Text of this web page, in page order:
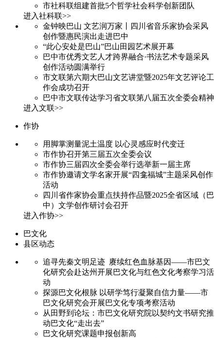
市社科联组建首批5个哲学社会科学创新团队
进入社科联>>
金钟映巴山 文艺润万家丨四川省音乐家协会采风
创作暨惠民演出走进巴中
“此心安处是巴山”巴山田园艺术展开幕
巴中市优秀文艺人才跨界融合·书法艺术专题采风
创作活动圆满举行
市文联第六期大巴山文艺讲堂暨2025年文艺评论工
作会成功召开
巴中市文联传达学习省文联第八届五次全委会精神
进入文联>>
作协
用脚掌测量泥土温度 以心灵感应时代变迁
市作协召开第三届五次全委会议
市作协三届四次全委会举行选举新一届主席
市作协邀请文学名家开展“四龛福城”主题采风创作
活动
四川省作家协会重点扶持作品暨2025全省区域（巴
中）文学创作研讨会召开
进入作协>>
巴文化
县区动态
追寻先秦文明足迹 赓续红色血脉基因——市巴文
化研究会赴达州开展巴文化与红色文化考察学习活
动
探源巴文化根脉 以研学笃行凝聚自信力量——市
巴文化研究会开展巴文化专项考察活动
从田野到论坛：市巴文化研究院以契约文书研究推
动巴文化“走出去”
巴文化研究课题申报创新高